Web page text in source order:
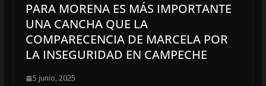
PARA MORENA ES MÁS IMPORTANTE
UNA CANCHA QUE LA
COMPARECENCIA DE MARCELA POR
LA INSEGURIDAD EN CAMPECHE
5 junio, 2025